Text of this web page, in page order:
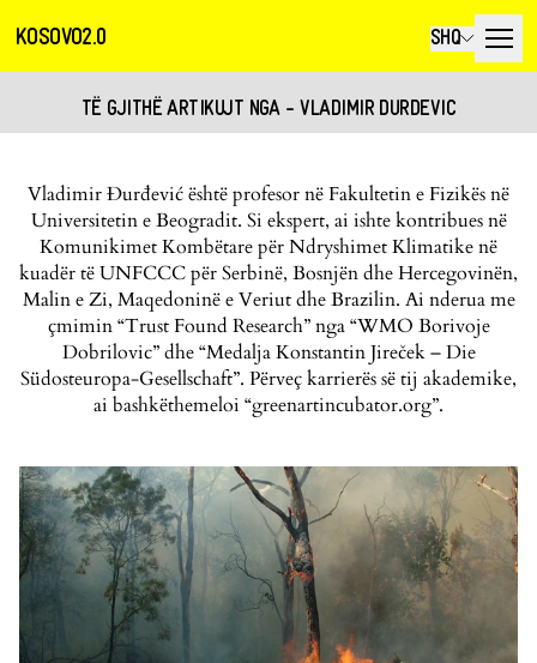
KOSOVO2.0 SHQ
TË GJITHË ARTIKUJT NGA - VLADIMIR DURDEVIC
Vladimir Đurđević është profesor në Fakultetin e Fizikës në
Universitetin e Beogradit. Si ekspert, ai ishte kontribues në
Komunikimet Kombëtare për Ndryshimet Klimatike në
kuadër të UNFCCC për Serbinë, Bosnjën dhe Hercegovinën,
Malin e Zi, Maqedoninë e Veriut dhe Brazilin. Ai nderua me
çmimin “Trust Found Research” nga “WMO Borivoje
Dobrilovic” dhe “Medalja Konstantin Jireček – Die
Südosteuropa-Gesellschaft”. Përveç karrierës së tij akademike,
ai bashkëthemeloi “greenartincubator.org”.